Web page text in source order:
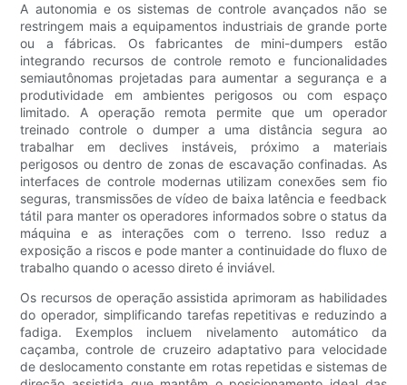
A autonomia e os sistemas de controle avançados não se
restringem mais a equipamentos industriais de grande porte
ou a fábricas. Os fabricantes de mini-dumpers estão
integrando recursos de controle remoto e funcionalidades
semiautônomas projetadas para aumentar a segurança e a
produtividade em ambientes perigosos ou com espaço
limitado. A operação remota permite que um operador
treinado controle o dumper a uma distância segura ao
trabalhar em declives instáveis, próximo a materiais
perigosos ou dentro de zonas de escavação confinadas. As
interfaces de controle modernas utilizam conexões sem fio
seguras, transmissões de vídeo de baixa latência e feedback
tátil para manter os operadores informados sobre o status da
máquina e as interações com o terreno. Isso reduz a
exposição a riscos e pode manter a continuidade do fluxo de
trabalho quando o acesso direto é inviável.
Os recursos de operação assistida aprimoram as habilidades
do operador, simplificando tarefas repetitivas e reduzindo a
fadiga. Exemplos incluem nivelamento automático da
caçamba, controle de cruzeiro adaptativo para velocidade
de deslocamento constante em rotas repetidas e sistemas de